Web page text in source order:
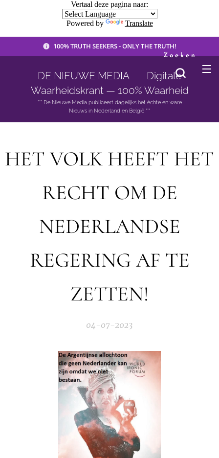
Vertaal deze pagina naar:
Powered by Translate
100% TRUTH SEEKERS - ONLY THE TRUTH!
DE NIEUWE MEDIA 🟣 Digitale
Waarheidskrant — 100% Waarheid
*** De Nieuwe Media publiceert dagelijks het èchte en ware
Nieuws in Nederland en België ***
Zoeken
HET VOLK HEEFT HET
RECHT OM DE
NEDERLANDSE
REGERING AF TE
ZETTEN!
04-07-2023